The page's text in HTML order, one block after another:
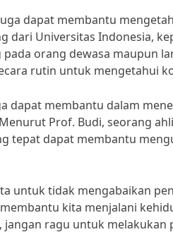
dapat membantu
dari Universitas Indonesia,
orang dewasa maupun
rutin untuk mengetahui
dapat membantu dalam
Prof. Budi, seorang
tepat dapat membantu
untuk tidak mengabaikan
kita menjalani
jangan ragu untuk